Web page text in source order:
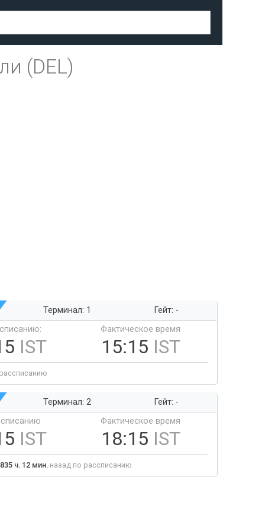
(DEL)
Терминал: 1
Гейт: -
IST
Фактическое время
15:15 IST
Терминал: 2
Гейт: -
IST
Фактическое время
18:15 IST
ч. 12 мин. назад по рассписанию